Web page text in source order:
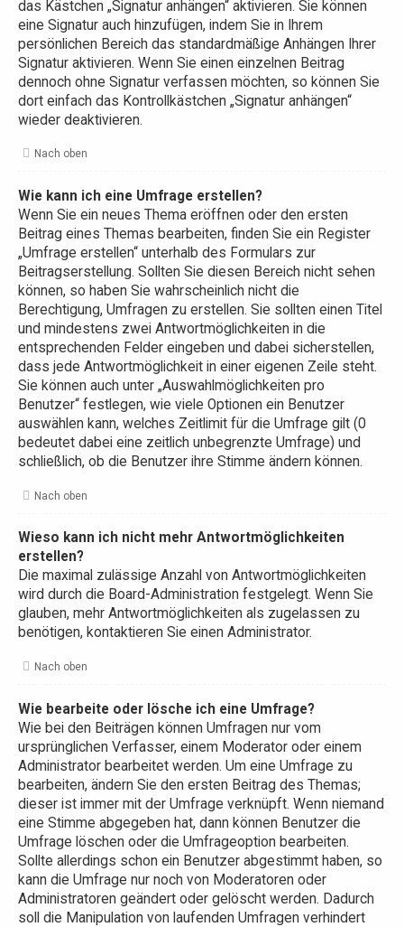
das Kästchen „Signatur anhängen“ aktivieren. Sie können
eine Signatur auch hinzufügen, indem Sie in Ihrem
persönlichen Bereich das standardmäßige Anhängen Ihrer
Signatur aktivieren. Wenn Sie einen einzelnen Beitrag
dennoch ohne Signatur verfassen möchten, so können Sie
dort einfach das Kontrollkästchen „Signatur anhängen“
wieder deaktivieren.
Nach oben
Wie kann ich eine Umfrage erstellen?
Wenn Sie ein neues Thema eröffnen oder den ersten
Beitrag eines Themas bearbeiten, finden Sie ein Register
„Umfrage erstellen“ unterhalb des Formulars zur
Beitragserstellung. Sollten Sie diesen Bereich nicht sehen
können, so haben Sie wahrscheinlich nicht die
Berechtigung, Umfragen zu erstellen. Sie sollten einen Titel
und mindestens zwei Antwortmöglichkeiten in die
entsprechenden Felder eingeben und dabei sicherstellen,
dass jede Antwortmöglichkeit in einer eigenen Zeile steht.
Sie können auch unter „Auswahlmöglichkeiten pro
Benutzer“ festlegen, wie viele Optionen ein Benutzer
auswählen kann, welches Zeitlimit für die Umfrage gilt (0
bedeutet dabei eine zeitlich unbegrenzte Umfrage) und
schließlich, ob die Benutzer ihre Stimme ändern können.
Nach oben
Wieso kann ich nicht mehr Antwortmöglichkeiten
erstellen?
Die maximal zulässige Anzahl von Antwortmöglichkeiten
wird durch die Board-Administration festgelegt. Wenn Sie
glauben, mehr Antwortmöglichkeiten als zugelassen zu
benötigen, kontaktieren Sie einen Administrator.
Nach oben
Wie bearbeite oder lösche ich eine Umfrage?
Wie bei den Beiträgen können Umfragen nur vom
ursprünglichen Verfasser, einem Moderator oder einem
Administrator bearbeitet werden. Um eine Umfrage zu
bearbeiten, ändern Sie den ersten Beitrag des Themas;
dieser ist immer mit der Umfrage verknüpft. Wenn niemand
eine Stimme abgegeben hat, dann können Benutzer die
Umfrage löschen oder die Umfrageoption bearbeiten.
Sollte allerdings schon ein Benutzer abgestimmt haben, so
kann die Umfrage nur noch von Moderatoren oder
Administratoren geändert oder gelöscht werden. Dadurch
soll die Manipulation von laufenden Umfragen verhindert